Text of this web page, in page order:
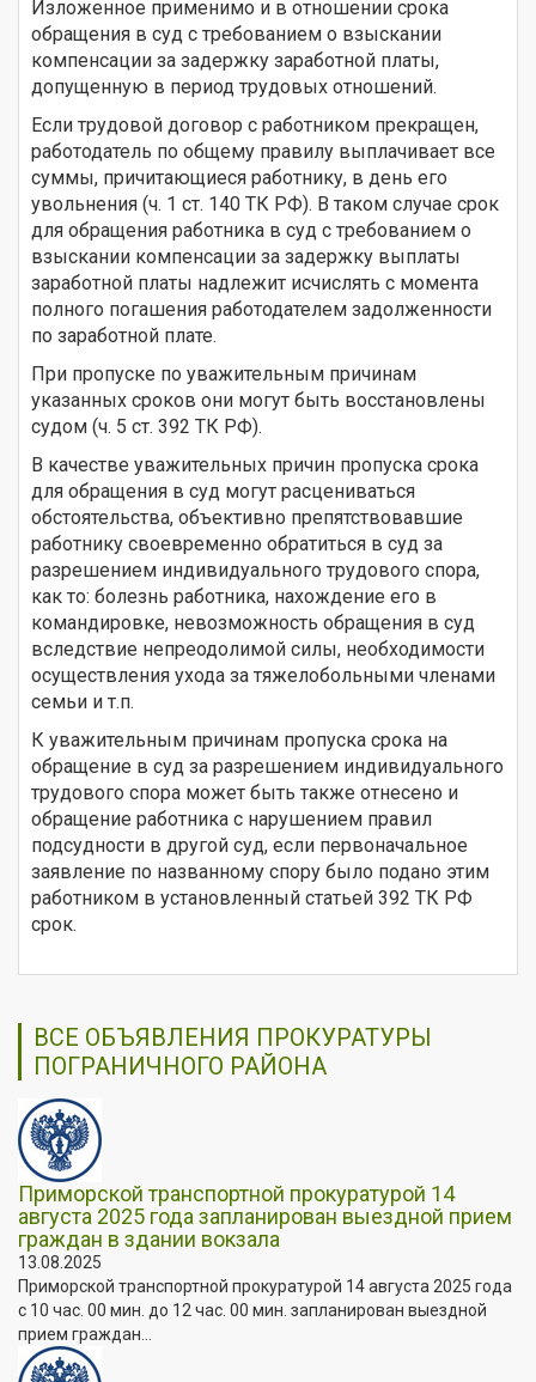
Изложенное применимо и в отношении срока
обращения в суд с требованием о взыскании
компенсации за задержку заработной платы,
допущенную в период трудовых отношений.
Если трудовой договор с работником прекращен,
работодатель по общему правилу выплачивает все
суммы, причитающиеся работнику, в день его
увольнения (ч. 1 ст. 140 ТК РФ). В таком случае срок
для обращения работника в суд с требованием о
взыскании компенсации за задержку выплаты
заработной платы надлежит исчислять с момента
полного погашения работодателем задолженности
по заработной плате.
При пропуске по уважительным причинам
указанных сроков они могут быть восстановлены
судом (ч. 5 ст. 392 ТК РФ).
В качестве уважительных причин пропуска срока
для обращения в суд могут расцениваться
обстоятельства, объективно препятствовавшие
работнику своевременно обратиться в суд за
разрешением индивидуального трудового спора,
как то: болезнь работника, нахождение его в
командировке, невозможность обращения в суд
вследствие непреодолимой силы, необходимости
осуществления ухода за тяжелобольными членами
семьи и т.п.
К уважительным причинам пропуска срока на
обращение в суд за разрешением индивидуального
трудового спора может быть также отнесено и
обращение работника с нарушением правил
подсудности в другой суд, если первоначальное
заявление по названному спору было подано этим
работником в установленный статьей 392 ТК РФ
срок.
ВСЕ ОБЪЯВЛЕНИЯ ПРОКУРАТУРЫ
ПОГРАНИЧНОГО РАЙОНА
Приморской транспортной прокуратурой 14
августа 2025 года запланирован выездной прием
граждан в здании вокзала
13.08.2025
Приморской транспортной прокуратурой 14 августа 2025 года
с 10 час. 00 мин. до 12 час. 00 мин. запланирован выездной
прием граждан...